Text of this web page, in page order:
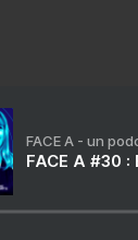
FACE A - un
FACE A #30